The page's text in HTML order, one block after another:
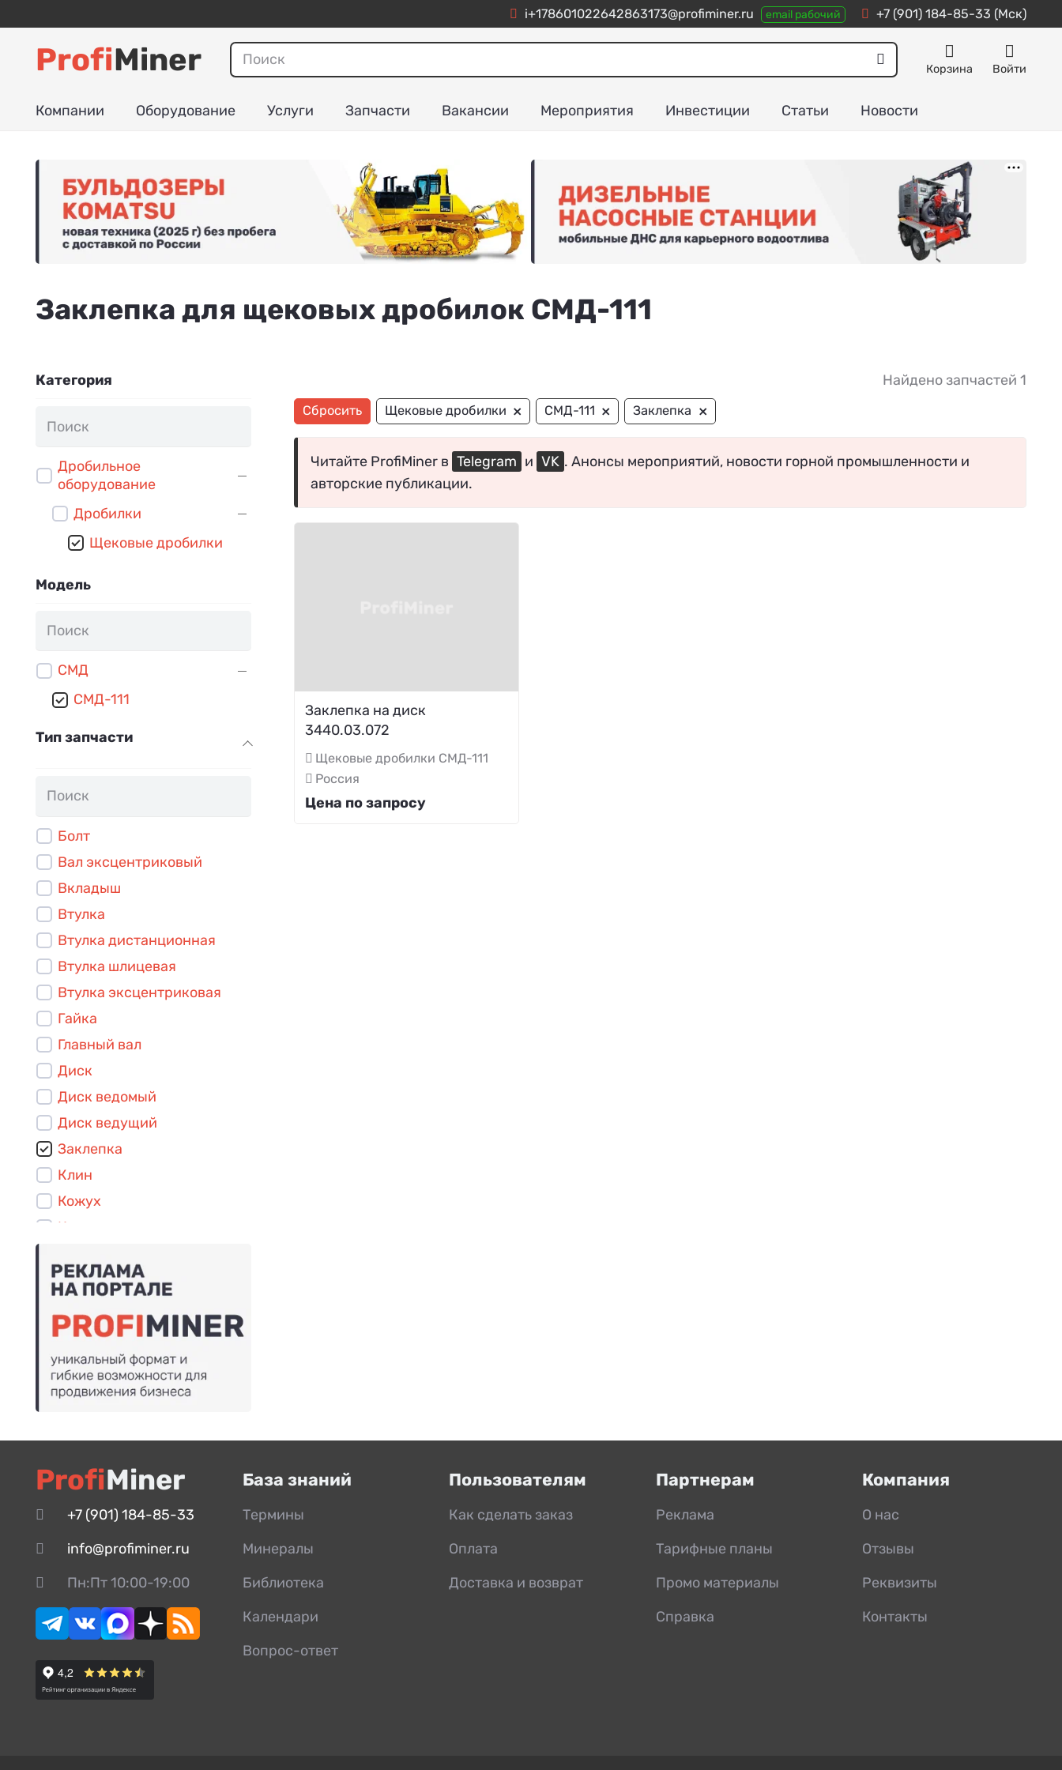
i+178601022642863173@profiminer.ru email рабочий +7 (901) 184-85-33 (Мск)
ProfiMiner Корзина Войти
Компании Оборудование Услуги Запчасти Вакансии Мероприятия Инвестиции Статьи Новости
Заклепка для щековых дробилок СМД-111
Категория
Дробильное
оборудование
Дробилки
Щековые дробилки
Модель
СМД
СМД-111
Тип запчасти
Болт
Вал эксцентриковый
Вкладыш
Втулка
Втулка дистанционная
Втулка шлицевая
Втулка эксцентриковая
Гайка
Главный вал
Диск
Диск ведомый
Диск ведущий
Заклепка
Клин
Кожух
Колонка
Крышка
Накладка
Подшипник
Пружина
Футеровка
Футеровка боковая
Шайба
Шкив
Шпонка
Найдено запчастей 1
Сбросить Щековые дробилки × СМД-111 × Заклепка ×
Читайте ProfiMiner в Telegram и VK . Анонсы мероприятий, новости горной промышленности и
авторские публикации.
Заклепка на диск
3440.03.072
Щековые дробилки СМД-111
Россия
Цена по запросу
ProfiMiner
+7 (901) 184-85-33
info@profiminer.ru
Пн:Пт 10:00-19:00
База знаний
Термины
Минералы
Библиотека
Календари
Вопрос-ответ
Пользователям
Как сделать заказ
Оплата
Доставка и возврат
Партнерам
Реклама
Тарифные планы
Промо материалы
Справка
Компания
О нас
Отзывы
Реквизиты
Контакты